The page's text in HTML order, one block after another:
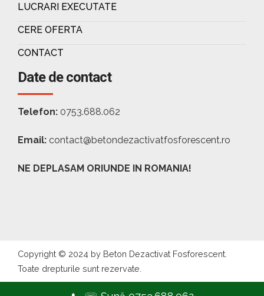
LUCRARI EXECUTATE
CERE OFERTA
CONTACT
Date de contact
Telefon: 0753.688.062
Email: contact@betondezactivatfosforescent.ro
NE DEPLASAM ORIUNDE IN ROMANIA!
Copyright © 2024 by Beton Dezactivat Fosforescent.
Toate drepturile sunt rezervate.